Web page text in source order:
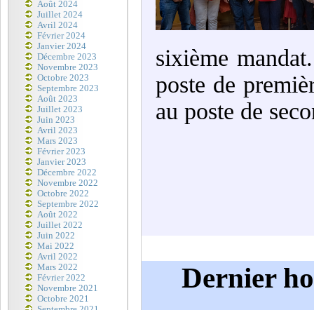
Août 2024
Juillet 2024
Avril 2024
Février 2024
Janvier 2024
Décembre 2023
Novembre 2023
Octobre 2023
Septembre 2023
Août 2023
Juillet 2023
Juin 2023
Avril 2023
Mars 2023
Février 2023
Janvier 2023
Décembre 2022
Novembre 2022
Octobre 2022
Septembre 2022
Août 2022
Juillet 2022
Juin 2022
Mai 2022
Avril 2022
Mars 2022
Février 2022
Novembre 2021
Octobre 2021
sixième
poste de
au poste de
Dernier